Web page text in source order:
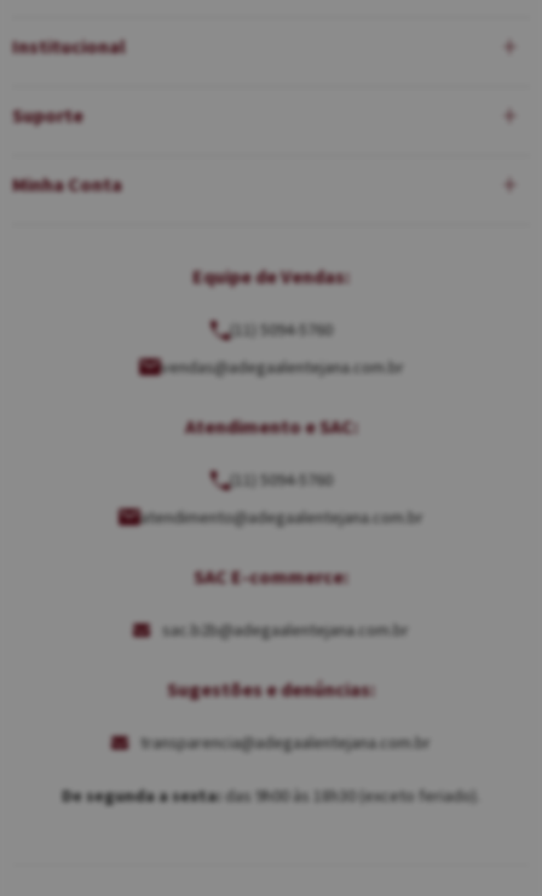
Institucional
Suporte
Minha Conta
Equipe de Vendas:
(11) 5094-5760
vendas@adegaalentejana.com.br
Atendimento e SAC:
(11) 5094-5760
atendimento@adegaalentejana.com.br
SAC E-commerce:
sac.b2b@adegaalentejana.com.br
Sugestões e denúncias:
transparencia@adegaalentejana.com.br
De segunda a sexta: das 9h00 às 18h30 (exceto feriado).